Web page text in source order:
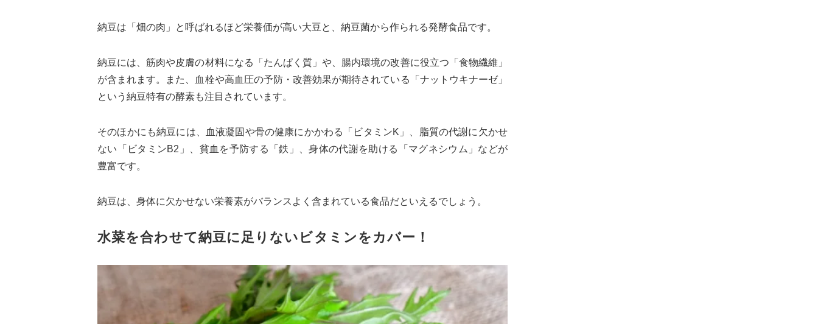
納豆は「畑の肉」と呼ばれるほど栄養価が高い大豆と、納豆菌から作られる発酵食品です。
納豆には、筋肉や皮膚の材料になる「たんぱく質」や、腸内環境の改善に役立つ「食物繊維」
が含まれます。また、血栓や高血圧の予防・改善効果が期待されている「ナットウキナーゼ」
という納豆特有の酵素も注目されています。
そのほかにも納豆には、血液凝固や骨の健康にかかわる「ビタミンK」、脂質の代謝に欠かせ
ない「ビタミンB2」、貧血を予防する「鉄」、身体の代謝を助ける「マグネシウム」などが
豊富です。
納豆は、身体に欠かせない栄養素がバランスよく含まれている食品だといえるでしょう。
水菜を合わせて納豆に足りないビタミンをカバー！